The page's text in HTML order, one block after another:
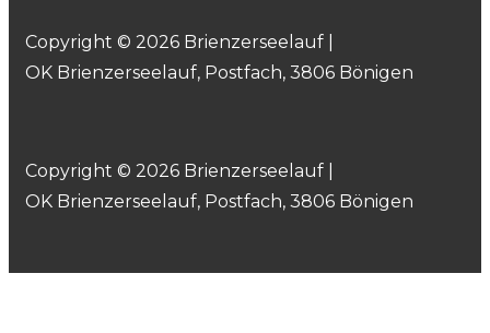
Copyright © 2026 Brienzerseelauf |
OK Brienzerseelauf, Postfach, 3806 Bönigen
Copyright © 2026 Brienzerseelauf |
OK Brienzerseelauf, Postfach, 3806 Bönigen